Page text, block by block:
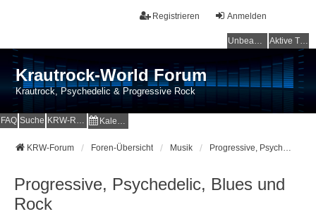
Anmelden
Registrieren
Unbeantwortete Themen Aktive Themen
Krautrock-World Forum
Krautrock, Psychedelic & Progressive Rock
FAQ Suche KRW-Radio Kalender
KRW-Forum Foren-Übersicht Musik Progressive, Psychedelic, Blues und Rock
Progressive, Psychedelic, Blues und
Rock